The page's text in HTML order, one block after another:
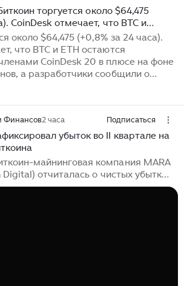
торгуется около $64,475
CoinDesk отмечает, что BTC и
около $64,475 (+0,8% за 24 часа).
что BTC и ETH остаются
CoinDesk 20 в плюсе на фоне
а разработчики сообщили о
багов в кодовой базе
это важно: Статичная, но
уязвимостях и потоках
заметным: баланс между
и реальными
рисками...
Финансов2 часа Подписаться
убыток во II квартале на
майнинговая компания MARA
отчиталась о чистых убытках
2026 года в размере $611,3 млн,